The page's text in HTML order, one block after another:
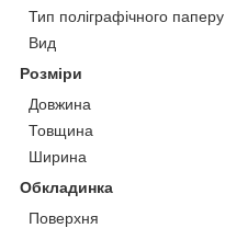
Тип поліграфічного паперу
Вид
Розміри
Довжина
Товщина
Ширина
Обкладинка
Поверхня